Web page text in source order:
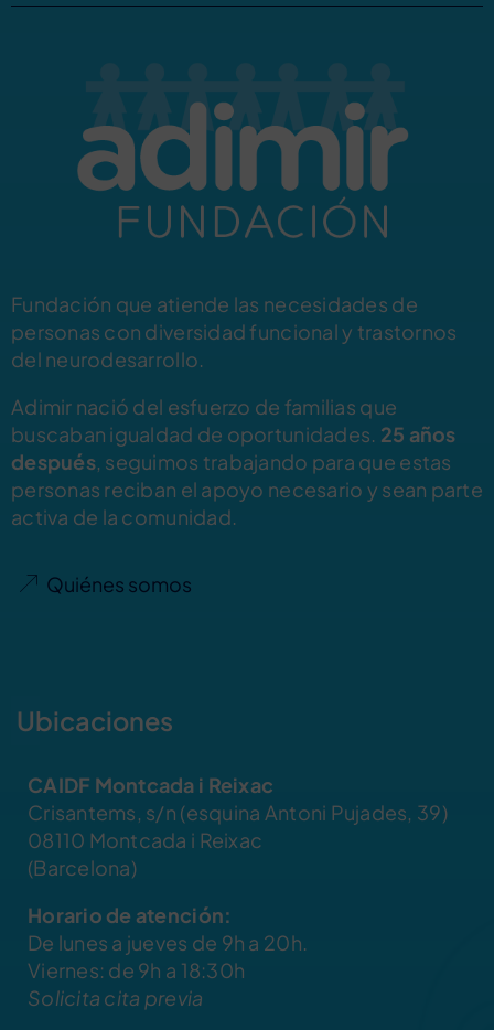
Fundación que atiende las necesidades de
personas con diversidad funcional y trastornos
del neurodesarrollo.
Adimir nació del esfuerzo de familias que
buscaban igualdad de oportunidades. 25 años
después, seguimos trabajando para que estas
personas reciban el apoyo necesario y sean parte
activa de la comunidad.
Quiénes somos
Ubicaciones
CAIDF Montcada i Reixac
Crisantems, s/n (esquina Antoni Pujades, 39)
08110 Montcada i Reixac
(Barcelona)
Horario de atención:
De lunes a jueves de 9h a 20h.
Viernes: de 9h a 18:30h
Solicita cita previa